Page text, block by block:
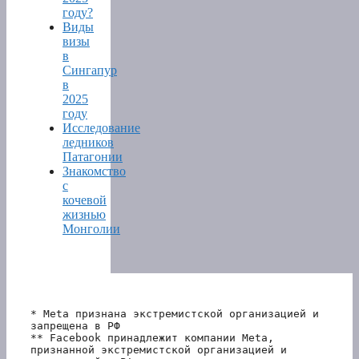
году?
Виды
визы
в
Сингапур
в
2025
году
Исследование
ледников
Патагонии
Знакомство
с
кочевой
жизнью
Монголии
* Meta признана экстремистской организацией и
запрещена в РФ
** Facebook принадлежит компании Meta,
признанной экстремистской организацией и